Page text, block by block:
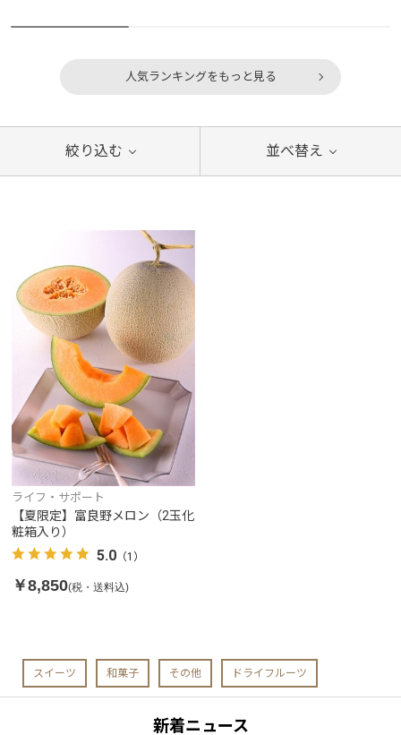
人気ランキングをもっと見る
絞り込む 並べ替え
ライフ・サポート
【夏限定】富良野メロン（2玉化
粧箱入り）
5.0 （1）
￥8,850(税・送料込)
スイーツ 和菓子 その他 ドライフルーツ
新着ニュース